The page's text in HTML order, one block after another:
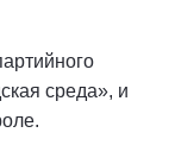
среда», и